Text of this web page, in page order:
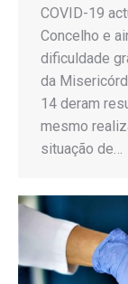
COVID-19
Concelho e
dificuldade
da
14 deram
mesmo
situação de…